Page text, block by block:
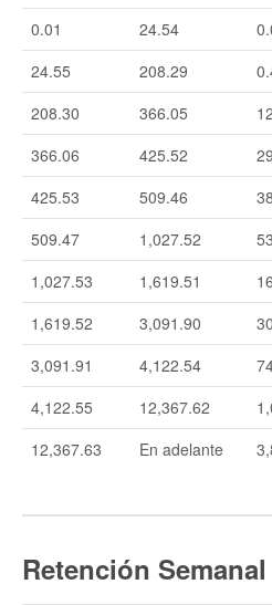
0.01
24.54
24.55
208.29
208.30
366.05
366.06
425.52
425.53
509.46
509.47
1,027.52
1,027.53
1,619.51
1,619.52
3,091.90
3,091.91
4,122.54
4,122.55
12,367.62
12,367.63
En adelante
Retención Semanal